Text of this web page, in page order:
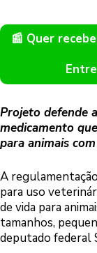
📰 Quer
Projeto defende
medicamento
para animais
A
para uso
de vida para
tamanhos,
deputado federal